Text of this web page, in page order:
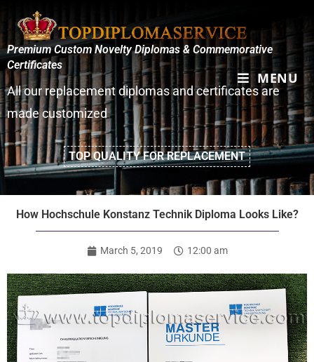
MENU
Premium Custom Novelty Diplomas & Commemorative
Certificates
All our replacement diplomas and certificates are
made customized
TOP QUALITY FOR REPLACEMENT
How Hochschule Konstanz Technik Diploma Looks Like?
March 5, 2019 12:00 am